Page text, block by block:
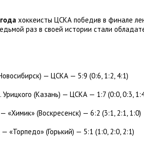
хоккеисты ЦСКА победив в финале
раз в своей истории стали
— ЦСКА — 5:9 (0:6, 1:2, 4:1)
Урицкого (Казань) — ЦСКА — 1:7 (0:0, 0:3,
«Химик» (Воскресенск) — 6:2 (3:1, 2:1, 1:0)
— «Торпедо» (Горький) — 5:1 (1:0, 2:0, 2:1)